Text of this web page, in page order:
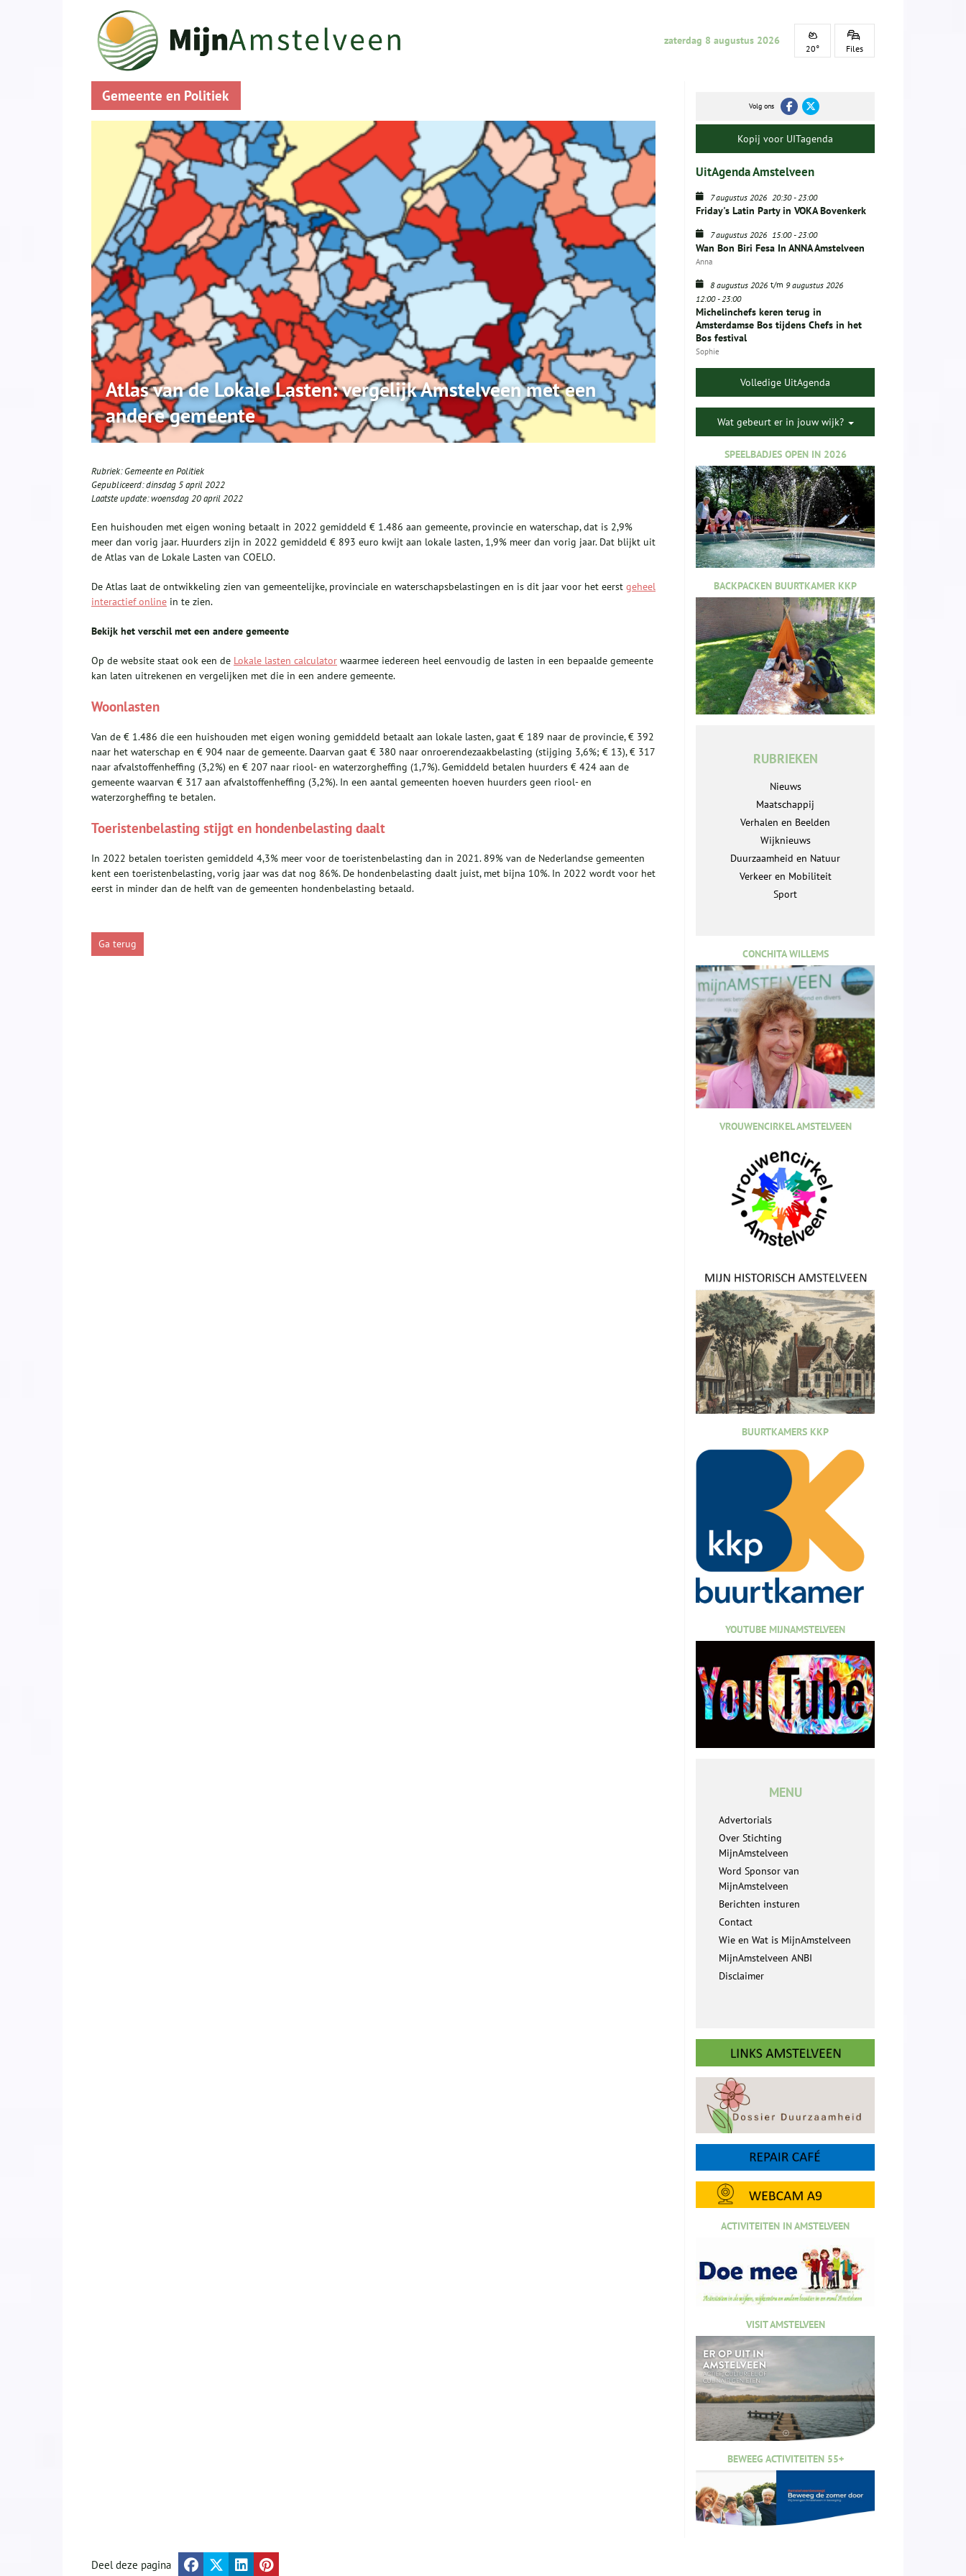
zaterdag 8 augustus 2026
20° Files
Gemeente en Politiek
Atlas van de Lokale Lasten: vergelijk Amstelveen met een
andere gemeente
Rubriek:Gemeente en Politiek
Gepubliceerd:dinsdag 5 april 2022
Laatste update:woensdag 20 april 2022
Een huishouden met eigen woning betaalt in 2022 gemiddeld € 1.486 aan gemeente, provincie en waterschap, dat is 2,9%
meer dan vorig jaar. Huurders zijn in 2022 gemiddeld € 893 euro kwijt aan lokale lasten, 1,9% meer dan vorig jaar. Dat blijkt uit
de Atlas van de Lokale Lasten van COELO.
De Atlas laat de ontwikkeling zien van gemeentelijke, provinciale en waterschapsbelastingen en is dit jaar voor het eerst geheel
interactief online in te zien.
Bekijk het verschil met een andere gemeente
Op de website staat ook een de Lokale lasten calculator waarmee iedereen heel eenvoudig de lasten in een bepaalde gemeente
kan laten uitrekenen en vergelijken met die in een andere gemeente.
Woonlasten
Van de € 1.486 die een huishouden met eigen woning gemiddeld betaalt aan lokale lasten, gaat € 189 naar de provincie, € 392
naar het waterschap en € 904 naar de gemeente. Daarvan gaat € 380 naar onroerendezaakbelasting (stijging 3,6%; € 13), € 317
naar afvalstoffenheffing (3,2%) en € 207 naar riool- en waterzorgheffing (1,7%). Gemiddeld betalen huurders € 424 aan de
gemeente waarvan € 317 aan afvalstoffenheffing (3,2%). In een aantal gemeenten hoeven huurders geen riool- en
waterzorgheffing te betalen.
Toeristenbelasting stijgt en hondenbelasting daalt
In 2022 betalen toeristen gemiddeld 4,3% meer voor de toeristenbelasting dan in 2021. 89% van de Nederlandse gemeenten
kent een toeristenbelasting, vorig jaar was dat nog 86%. De hondenbelasting daalt juist, met bijna 10%. In 2022 wordt voor het
eerst in minder dan de helft van de gemeenten hondenbelasting betaald.
Ga terug
Volg ons
Kopij voor UITagenda
UitAgenda Amstelveen
7 augustus 2026 20:30-23:00
Friday's Latin Party in VOKA Bovenkerk
7 augustus 2026 15:00-23:00
Wan Bon Biri Fesa In ANNA Amstelveen
Anna
8 augustus 2026 t/m 9 augustus 2026
12:00-23:00
Michelinchefs keren terug in
Amsterdamse Bos tijdens Chefs in het
Bos festival
Sophie
Volledige UitAgenda
Wat gebeurt er in jouw wijk?
SPEELBADJES OPEN IN 2026
BACKPACKEN BUURTKAMER KKP
RUBRIEKEN
Nieuws
Maatschappij
Verhalen en Beelden
Wijknieuws
Duurzaamheid en Natuur
Verkeer en Mobiliteit
Sport
CONCHITA WILLEMS
VROUWENCIRKEL AMSTELVEEN
BUURTKAMERS KKP
YOUTUBE MIJNAMSTELVEEN
MENU
Advertorials
Over Stichting
MijnAmstelveen
Word Sponsor van
MijnAmstelveen
Berichten insturen
Contact
Wie en Wat is MijnAmstelveen
MijnAmstelveen ANBI
Disclaimer
ACTIVITEITEN IN AMSTELVEEN
VISIT AMSTELVEEN
BEWEEG ACTIVITEITEN 55+
Deel deze pagina